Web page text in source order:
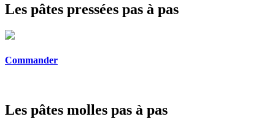
Les pâtes pressées pas à pas
Commander
Les pâtes molles pas à pas